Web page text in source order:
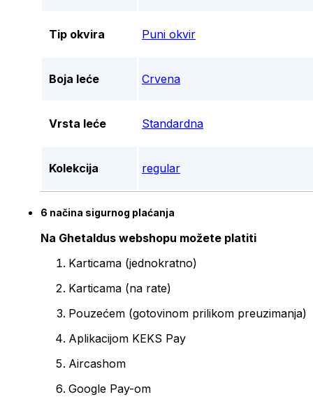
Tip okvira Puni okvir
Boja leće Crvena
Vrsta leće Standardna
Kolekcija regular
6 načina sigurnog plaćanja
Na Ghetaldus webshopu možete platiti
Karticama (jednokratno)
Karticama (na rate)
Pouzećem (gotovinom prilikom preuzimanja)
Aplikacijom KEKS Pay
Aircashom
Google Pay-om